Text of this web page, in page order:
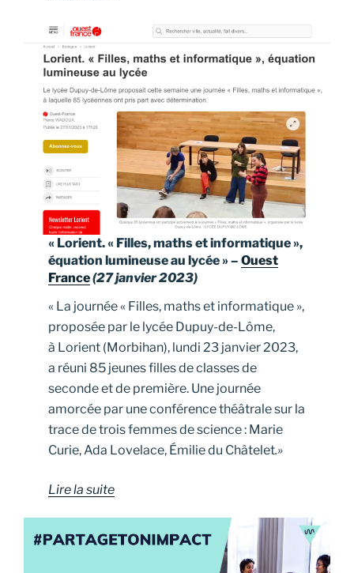
« Lorient. « Filles, maths et informatique »,
équation lumineuse au lycée » –Ouest
France(27 janvier 2023)
« La journée « Filles, maths et informatique »,
proposée par le lycée Dupuy-de-Lôme,
à Lorient (Morbihan), lundi 23 janvier 2023,
a réuni 85 jeunes filles de classes de
seconde et de première. Une journée
amorcée par une conférence théâtrale sur la
trace de trois femmes de science : Marie
Curie, Ada Lovelace, Émilie du Châtelet.»
Lire la suite